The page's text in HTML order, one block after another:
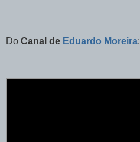
Do Canal de Eduardo Moreira: